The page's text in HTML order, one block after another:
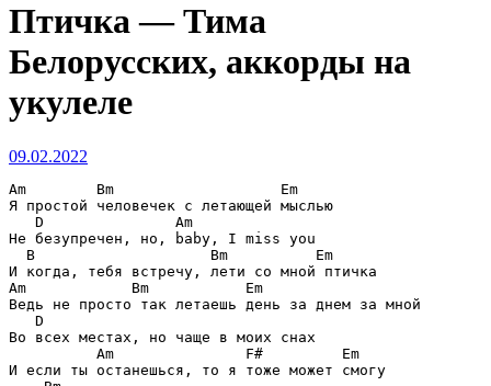
Птичка — Тима
Белорусских, аккорды на
укулеле
09.02.2022
Am        Bm                   Em
Я простой человечек с летающей мыслью
D               Am
Не безупречен, но, baby, I miss you
B                    Bm          Em
Am            Bm           Em
Ведь не просто так летаешь день за днем за мной
D
Во всех местах, но чаще в моих снах
Am               F#         Em
И если ты останешься, то я тоже может смогу